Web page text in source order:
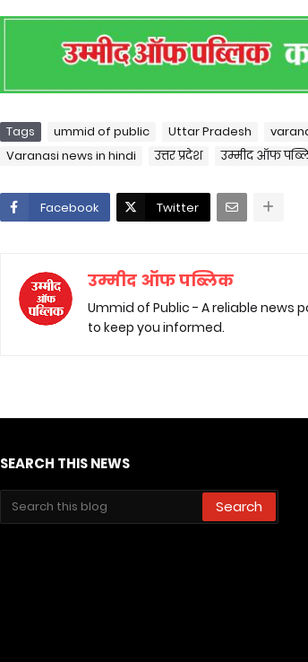
Tags ummid of public Uttar Pradesh
Varanasi news in hindi
उत्तर प्रदेश उम्मीद ऑफ
Facebook Twitter
उम्मीद ऑफ पब्लिक
Ummid of Public - A reliable
to keep you informed.
SEARCH THIS NEWS